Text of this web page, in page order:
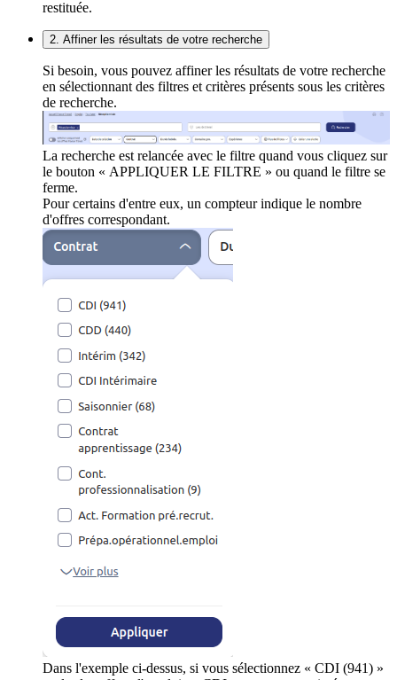
restituée.
2. Affiner les résultats de votre recherche
Si besoin, vous pouvez affiner les résultats de votre recherche
en sélectionnant des filtres et critères présents sous les critères
de recherche.
La recherche est relancée avec le filtre quand vous cliquez sur
le bouton « APPLIQUER LE FILTRE » ou quand le filtre se
ferme.
Pour certains d'entre eux, un compteur indique le nombre
d'offres correspondant.
Dans l'exemple ci-dessus, si vous sélectionnez « CDI (941) »